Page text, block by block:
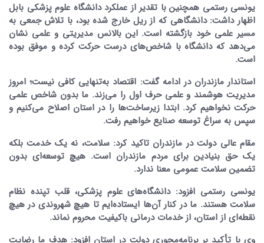
یونسی رستمی همچنین با تقدیر از عملکرد دانشگاه علوم پزشکی بابل
اظهار داشت: دانشگاهی که از ریل خارج شده بود، با تلاش جمعی به
مسیر علمی خود بازگشته است. این بالانس مدیریتی و علمی نشان
می‌دهد که دانشگاه با شاخص‌های درست حرکت کرده و موفق بوده
است.
استاندار مازندران در ادامه گفت: اقتصاد به‌تنهایی کافی نیست؛ امروز
مدیریت هوشمند و علمی حرف اول را می‌زند. ما بدون شاخص علمی
حرکت نخواهیم کرد. ابتدا زیرساخت‌ها را در استان اصلاح می‌کنیم و
سپس به سراغ توسعه صنایع خواهیم رفت.
مقام عالی دولت در مازندران تاکید کرد: سلامت، نه یک خدمت بلکه
یک حق بنیادین برای مردم مازندران است. هیچ توسعه‌ای بدون
تضمین سلامت عمومی معنا ندارد.
یونسی رستمی افزود: دانشگاه‌های علوم پزشکی، قلب تپنده نظام
سلامت هستند. ما در کنار آن‌ها ایستاده‌ایم تا هیچ شهروندی در هیچ
نقطه‌ای از استان، از خدمات درمانی باکیفیت محروم نماند.
وی با تأکید بر برنامه‌محوری دولت در استان افزود: هدف ما رضایت